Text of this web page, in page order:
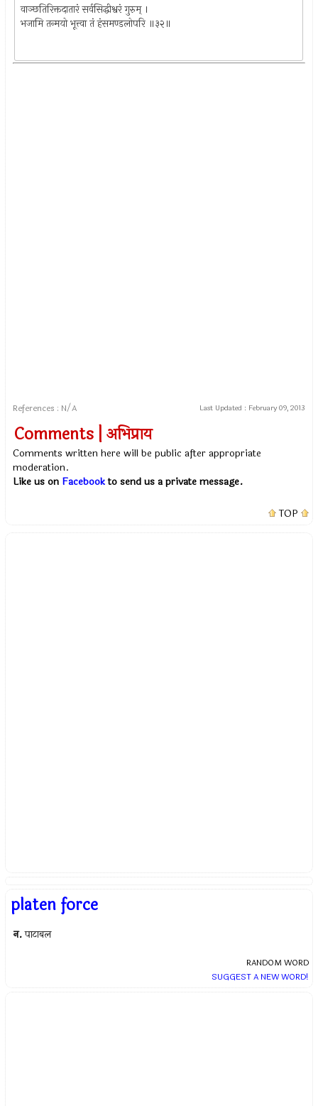
वाञ्छतिरिक्तदातारं सर्वसिद्धीश्वरं गुरुम् ।
भजामि तन्मयो भूत्त्वा तं हंसमण्डलोपरि ॥३२॥
References : N/A Last Updated : February 09, 2013
Comments | अभिप्राय
Comments written here will be public after appropriate
moderation.
Like us on Facebookto send us a private message.
TOP
platen force
न. पाटाबल
RANDOM WORD
SUGGEST A NEW WORD!